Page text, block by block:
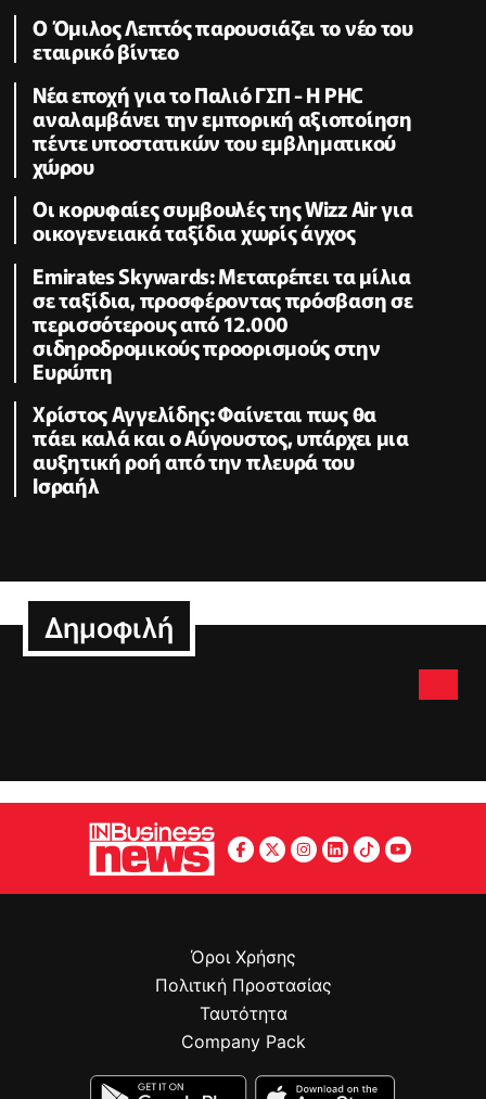
Ο Όμιλος Λεπτός παρουσιάζει το νέο του
εταιρικό βίντεο
Νέα εποχή για το Παλιό ΓΣΠ - Η PHC
αναλαμβάνει την εμπορική αξιοποίηση
πέντε υποστατικών του εμβληματικού
χώρου
Οι κορυφαίες συμβουλές της Wizz Air για
οικογενειακά ταξίδια χωρίς άγχος
Emirates Skywards: Μετατρέπει τα μίλια
σε ταξίδια, προσφέροντας πρόσβαση σε
περισσότερους από 12.000
σιδηροδρομικούς προορισμούς στην
Ευρώπη
Χρίστος Αγγελίδης: Φαίνεται πως θα
πάει καλά και ο Αύγουστος, υπάρχει μια
αυξητική ροή από την πλευρά του
Ισραήλ
Δημοφιλή
Όροι Χρήσης
Πολιτική Προστασίας
Ταυτότητα
Company Pack